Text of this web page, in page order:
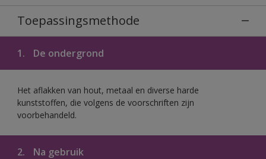
Toepassingsmethode
1. De ondergrond
Het aflakken van hout, metaal en diverse harde
kunststoffen, die volgens de voorschriften zijn
voorbehandeld.
2. Na gebruik